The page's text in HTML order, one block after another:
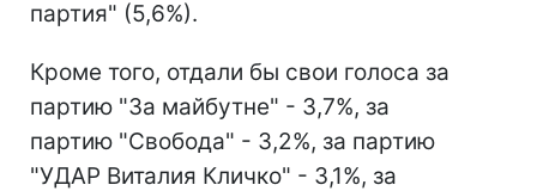
партия" (5,6%).
Кроме того, отдали бы свои голоса за
партию "За майбутне" - 3,7%, за
партию "Свобода" - 3,2%, за партию
"УДАР Виталия Кличко" - 3,1%, за